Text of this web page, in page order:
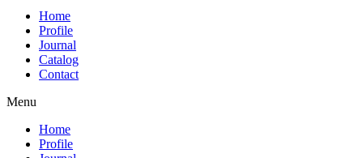
Home
Profile
Journal
Catalog
Contact
Menu
Home
Profile